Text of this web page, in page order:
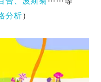
分析）